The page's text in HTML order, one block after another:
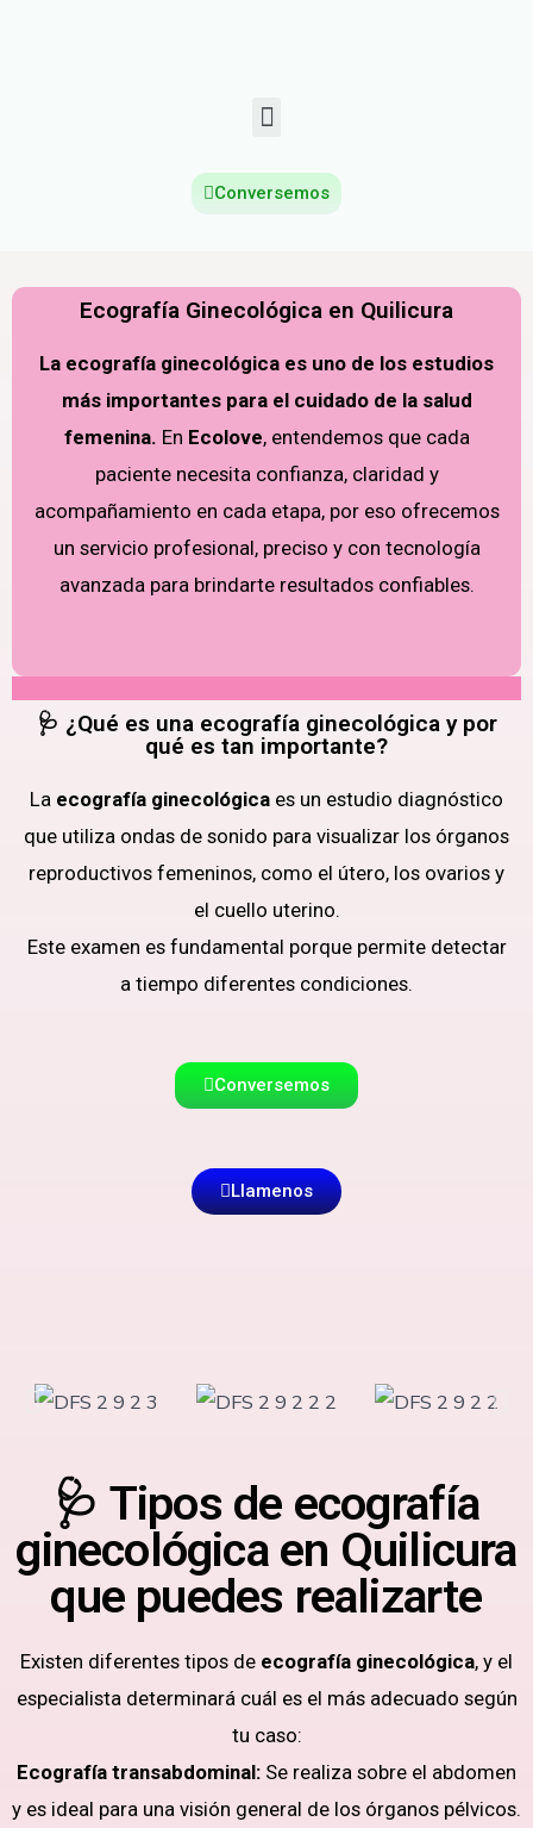
Conversemos
Ecografía Ginecológica en Quilicura
La ecografía ginecológica es uno de los estudios
más importantes para el cuidado de la salud
femenina. En Ecolove, entendemos que cada
paciente necesita confianza, claridad y
acompañamiento en cada etapa, por eso ofrecemos
un servicio profesional, preciso y con tecnología
avanzada para brindarte resultados confiables.
🩺 ¿Qué es una ecografía ginecológica y por
qué es tan importante?
La ecografía ginecológica es un estudio diagnóstico
que utiliza ondas de sonido para visualizar los órganos
reproductivos femeninos, como el útero, los ovarios y
el cuello uterino.
Este examen es fundamental porque permite detectar
a tiempo diferentes condiciones.
Conversemos
Llamenos
🩺 Tipos de ecografía
ginecológica en Quilicura
que puedes realizarte
Existen diferentes tipos de ecografía ginecológica, y el
especialista determinará cuál es el más adecuado según
tu caso:
Ecografía transabdominal: Se realiza sobre el abdomen
y es ideal para una visión general de los órganos pélvicos.